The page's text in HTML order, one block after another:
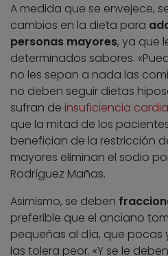
A medida que se envejece,
cambios en la dieta para
personas mayores, ya que
determinados sabores.
no les sepan a nada las
no deben seguir dietas
sufran de insuficiencia
que la mitad de los
benefician de la restricción
mayores eliminan el sodio
Rodríguez Mañas.
Asimismo, se deben
preferible que el anciano
pequeñas al día, que pocas
las tolera peor. «Y se le